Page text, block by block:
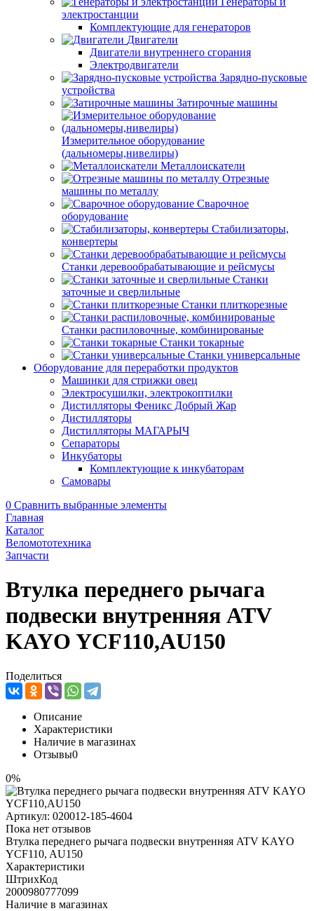
электростанции
Комплектующие для генераторов
Двигатели
Двигатели внутреннего сгорания
Электродвигатели
Зарядно-пусковые
устройства
Затирочные машины
Измерительное оборудование
(дальномеры,нивелиры)
Металлоискатели
Отрезные
машины по металлу
Сварочное
оборудование
Стабилизаторы,
конвертеры
Станки деревообрабатывающие и рейсмусы
Станки
заточные и сверлильные
Станки плиткорезные
Станки распиловочные, комбинированые
Станки токарные
Станки универсальные
Оборудование для переработки продуктов
Машинки для стрижки овец
Электросушилки, электрокоптилки
Дистилляторы Феникс Добрый Жар
Дистилляторы
Дистилляторы МАГАРЫЧ
Сепараторы
Инкубаторы
Комплектующие к инкубаторам
Самовары
0 Сравнить выбранные элементы
Главная
Каталог
Веломототехника
Запчасти
Втулка переднего рычага
подвески внутренняя ATV
KAYO YCF110,AU150
Поделиться
Описание
Характеристики
Наличие в магазинах
Отзывы0
0%
Артикул: 020012-185-4604
Пока нет отзывов
Втулка переднего рычага подвески внутренняя ATV KAYO
YCF110, AU150
Характеристики
ШтрихКод
2000980777099
Наличие в магазинах